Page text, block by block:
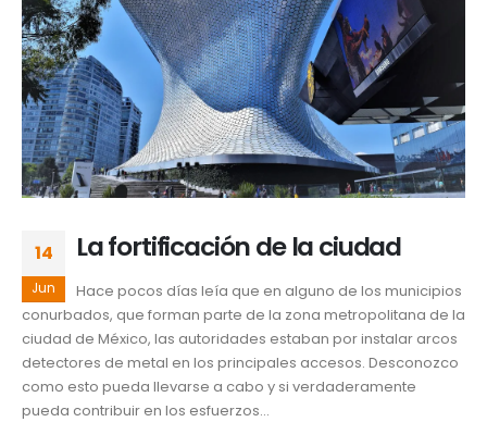
14
Jun
La fortificación de la ciudad
Hace pocos días leía que en alguno de los municipios
conurbados, que forman parte de la zona metropolitana de la
ciudad de México, las autoridades estaban por instalar arcos
detectores de metal en los principales accesos. Desconozco
como esto pueda llevarse a cabo y si verdaderamente
pueda contribuir en los esfuerzos...